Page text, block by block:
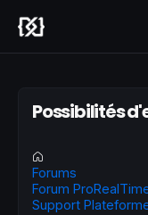
Possibilités
Forums
Forum
Support